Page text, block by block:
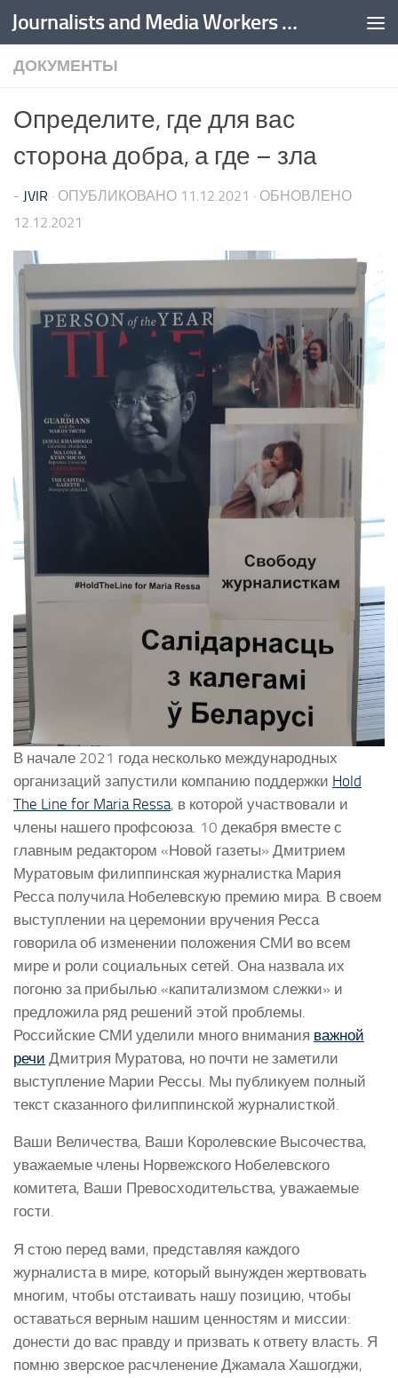
Перейти к содержимому Journalists and Media Workers United
ДОКУМЕНТЫ
Определите, где для вас
сторона добра, а где – зла
- JVIR · ОПУБЛИКОВАНО 11.12.2021 · ОБНОВЛЕНО
12.12.2021
В начале 2021 года несколько международных
организаций запустили компанию поддержки Hold
The Line for Maria Ressa, в которой участвовали и
члены нашего профсоюза. 10 декабря вместе с
главным редактором «Новой газеты» Дмитрием
Муратовым филиппинская журналистка Мария
Ресса получила Нобелевскую премию мира. В своем
выступлении на церемонии вручения Ресса
говорила об изменении положения СМИ во всем
мире и роли социальных сетей. Она назвала их
погоню за прибылью «капитализмом слежки» и
предложила ряд решений этой проблемы.
Российские СМИ уделили много внимания важной
речи Дмитрия Муратова, но почти не заметили
выступление Марии Рессы. Мы публикуем полный
текст сказанного филиппинской журналисткой.
Ваши Величества, Ваши Королевские Высочества,
уважаемые члены Норвежского Нобелевского
комитета, Ваши Превосходительства, уважаемые
гости.
Я стою перед вами, представляя каждого
журналиста в мире, который вынужден жертвовать
многим, чтобы отстаивать нашу позицию, чтобы
оставаться верным нашим ценностям и миссии:
донести до вас правду и призвать к ответу власть. Я
помню зверское расчленение Джамала Хашогджи,